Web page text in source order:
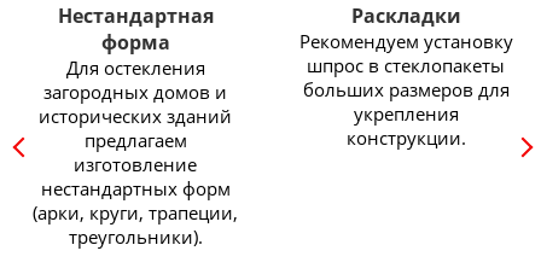
Нестандартная
форма
Для остекления
загородных домов и
исторических зданий
предлагаем
изготовление
нестандартных форм
(арки, круги, трапеции,
треугольники).
Раскладки
Рекомендуем установку
шпрос в стеклопакеты
больших размеров для
укрепления
конструкции.